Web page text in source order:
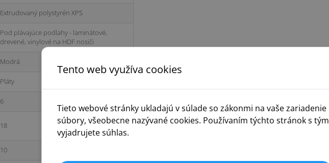
Extrudovaný polystyrén XPS
Pod plávajúce podlahy - laminátové,
drevené, vinylové na HDF nosiči
Modrá
Pláty
6
18
10
Tento web využíva cookies
Tieto webové stránky ukladajú v súlade so zákonmi na vaše zariadenie
súbory, všeobecne nazývané cookies. Používaním týchto stránok s tým
vyjadrujete súhlas.